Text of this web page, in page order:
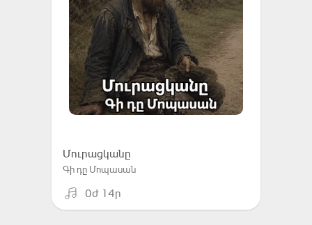
Մուրացկանը
Գի դը Մոպասան
0ժ 14ր